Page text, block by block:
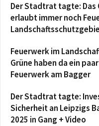
Der Stadtrat tagte:
erlaubt immer noch
Feuerwerk im
Grüne haben da ein
Feuerwerk am Bagger
Der Stadtrat tagte:
Sicherheit an Leipzigs
2025 in Gang + Video